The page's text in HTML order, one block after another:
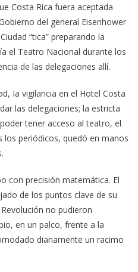
Costa Rica fuera aceptada
del general Eisenhower
“tica” preparando la
el Teatro Nacional durante los
de las delegaciones allí.
Ia vigilancia en el Hotel Costa
las delegaciones; la estricta
tener acceso al teatro, el
los periódicos, quedó en manos
con precisión matemática. El
de los puntos clave de su
no pudieron
en un palco, frente a la
diariamente un racimo